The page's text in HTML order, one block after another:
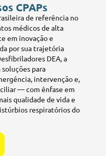
CPAPs
de referência no
médicos de alta
em inovação e
por sua trajetória
DEA, a
para
intervenção e,
— com ênfase em
qualidade de vida e
respiratórios do